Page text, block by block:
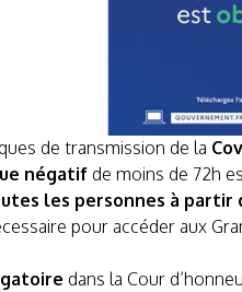
de transmission de la
négatif de moins de 72h
les personnes à partir
pour accéder aux
dans la Cour